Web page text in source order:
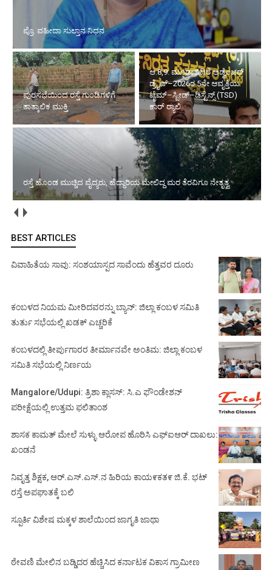
ಪ್ರೊ. ವಹೀದಾ ಸುಲ್ತಾನ ನಿಧನ
ಪುರಸಭೆಯಿಂದ ರಸ್ತೆ ಗುಂಡಿಗಳಿಗೆ
ತಾತ್ಕಾಲಿಕ ಮುಕ್ತಿ
ಆ.8,9: ಮೂಡುಬಿದಿರೆ ಅಡ್ವೆಂಚರ್
ಡ್ರೈವ್–2026ರ 5ನೇ ಆವೃತ್ತಿಯ
ಟೈಮ್–ಸ್ಪೀಡ್–ಡಿಸ್ಟೆನ್ಸ್ (TSD)
ಕಾರ್ ರ‍್ಯಾಲಿ
ರಸ್ತೆ ಹೊಂಡ ಮುಚ್ಚಿದ ವೈದ್ಯರು, ಹೆದ್ದಾರಿಯ ಮೇಲಿದ್ದ ಮರ ತೆರವಿಗೂ ನೇತೃತ್ವ
BEST ARTICLES
ವಿವಾಹಿತೆಯ ಸಾವು: ಸಂಶಯಾಸ್ಪದ ಸಾವೆಂದು ಹೆತ್ತವರ ದೂರು
ಕಂಬಳದ ನಿಯಮ ಮೀರಿದವರನ್ನು ಬ್ಯಾನ್: ಜಿಲ್ಲಾ ಕಂಬಳ ಸಮಿತಿ
ತುರ್ತು ಸಭೆಯಲ್ಲಿ ಖಡಕ್ ಎಚ್ಚರಿಕೆ
ಕಂಬಳದಲ್ಲಿ ತೀರ್ಪುಗಾರರ ತೀರ್ಮಾನವೇ ಅಂತಿಮ: ಜಿಲ್ಲಾ ಕಂಬಳ
ಸಮಿತಿ ಸಭೆಯಲ್ಲಿ ನಿರ್ಣಯ
Mangalore/Udupi: ತ್ರಿಶಾ ಕ್ಲಾಸಸ್: ಸಿ.ಎ ಫೌಂಡೇಶನ್
ಪರೀಕ್ಷೆಯಲ್ಲಿ ಉತ್ತಮ ಫಲಿತಾಂಶ
ಶಾಸಕ ಕಾಮತ್ ಮೇಲೆ ಸುಳ್ಳು ಆರೋಪ ಹೊರಿಸಿ ಎಫ್‌ಐಆರ್ ದಾಖಲು:
ಖಂಡನೆ
ನಿವೃತ್ತ ಶಿಕ್ಷಕ, ಆರ್.ಎಸ್.ಎಸ್.ನ ಹಿರಿಯ ಕಾಯ೯ಕತ೯ ಜಿ.ಕೆ. ಭಟ್
ರಸ್ತೆ ಅಪಘಾತಕ್ಕೆ ಬಲಿ
ಸ್ಪೂರ್ತಿ ವಿಶೇಷ ಮಕ್ಕಳ ಶಾಲೆಯಿಂದ ಜಾಗೃತಿ ಜಾಥಾ
ಠೇವಣಿ ಮೇಲಿನ ಬಡ್ಡಿದರ ಹೆಚ್ಚಿಸಿದ ಕರ್ನಾಟಕ ವಿಕಾಸ ಗ್ರಾಮೀಣ